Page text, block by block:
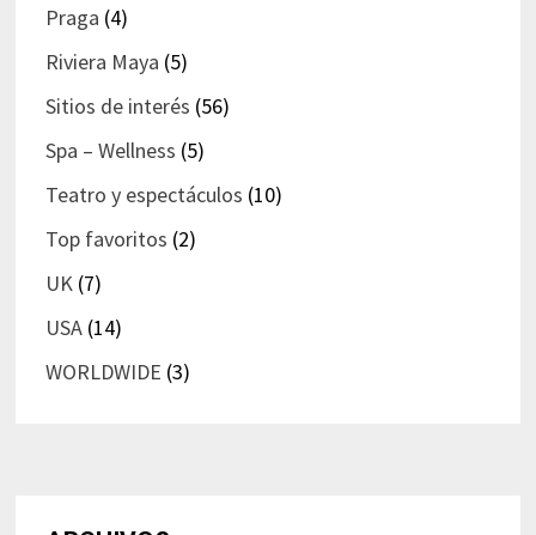
Praga (4)
Riviera Maya (5)
Sitios de interés (56)
Spa – Wellness (5)
Teatro y espectáculos (10)
Top favoritos (2)
UK(7)
USA(14)
WORLDWIDE (3)